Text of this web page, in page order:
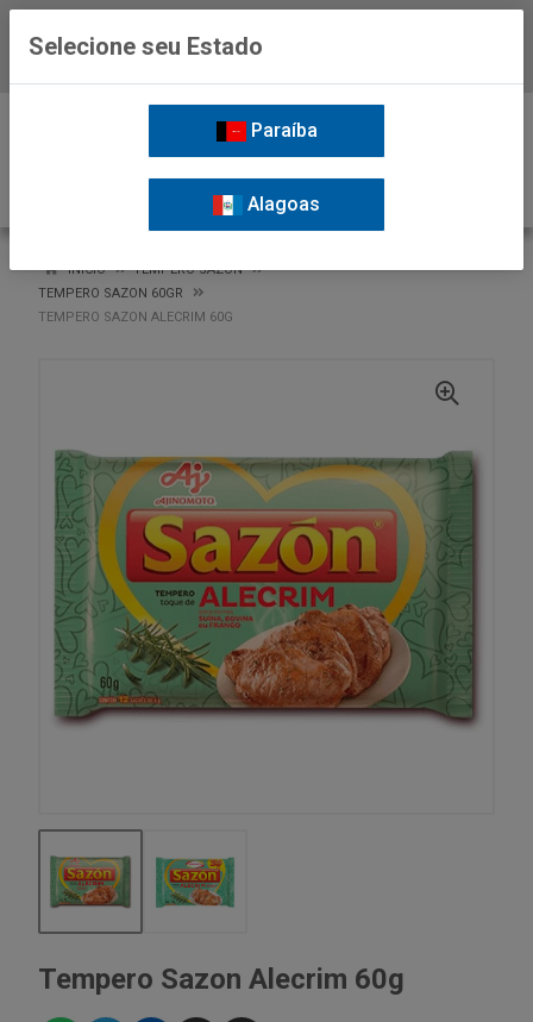
INÍCIO
TEMPERO SAZON
TEMPERO SAZON 60GR
TEMPERO SAZON ALECRIM 60G
Tempero Sazon Alecrim 60g
Selecione seu Estado
Paraíba
Alagoas